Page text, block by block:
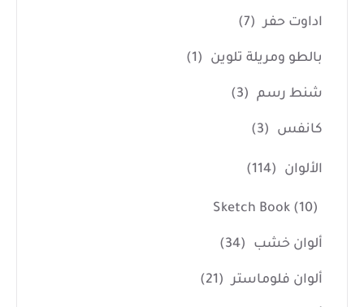
اداوت حفر (7)
بالطو ومريلة تلوين (1)
شنط رسم (3)
كانفس (3)
الألوان (114)
Sketch Book (10)
ألوان خشب (34)
ألوان فلوماستر (21)